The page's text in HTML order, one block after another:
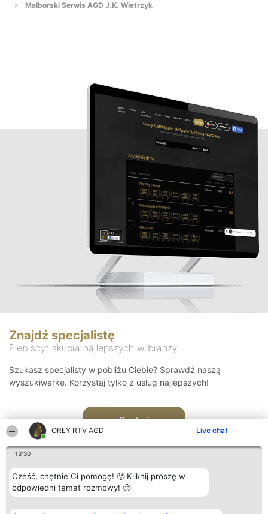
ORŁY RTV AGD Live chat
13:30
Cześć, chętnie Ci pomogę! 🙂 Kliknij proszę w
odpowiedni temat rozmowy! 🙂
Malborski Serwis AGD J.K. Wietrzyk
Znajdź specjalistę
Plebiscyt skupia najlepszych w branży
Szukasz specjalisty w pobliżu Ciebie? Sprawdź naszą
wyszukiwarkę. Korzystaj tylko z usług najlepszych!
Szukaj
Organizator plebiscytu Plebiscyt Kontakt